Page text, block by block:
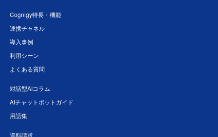
Cognigy特長・機能
連携チャネル
導入事例
利用シーン
よくある質問
対話型AIコラム
AIチャットボットガイド
用語集
資料請求